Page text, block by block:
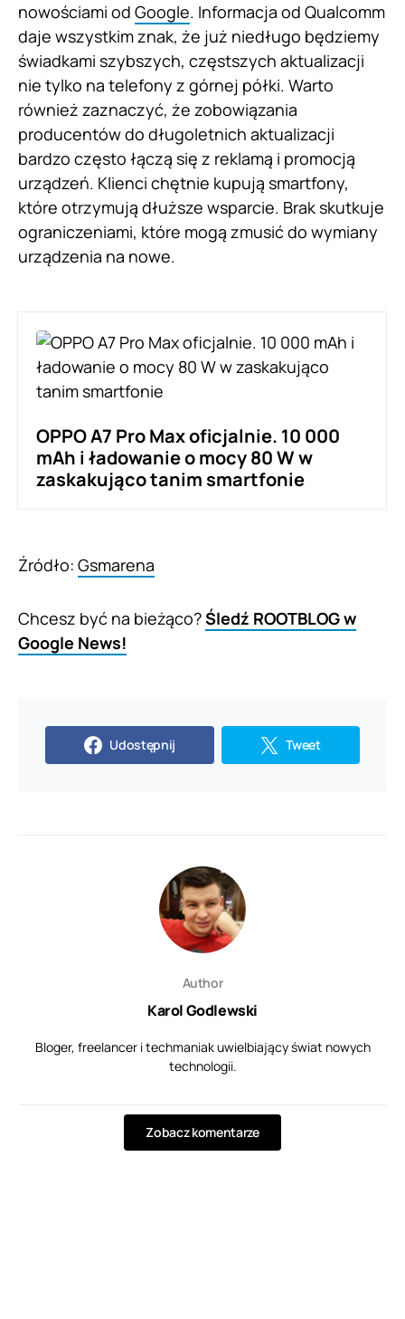
nowościami od Google. Informacja od Qualcomm
daje wszystkim znak, że już niedługo będziemy
świadkami szybszych, częstszych aktualizacji
nie tylko na telefony z górnej półki. Warto
również zaznaczyć, że zobowiązania
producentów do długoletnich aktualizacji
bardzo często łączą się z reklamą i promocją
urządzeń. Klienci chętnie kupują smartfony,
które otrzymują dłuższe wsparcie. Brak skutkuje
ograniczeniami, które mogą zmusić do wymiany
urządzenia na nowe.
OPPO A7 Pro Max oficjalnie. 10 000
mAh i ładowanie o mocy 80 W w
zaskakująco tanim smartfonie
Źródło: Gsmarena
Chcesz być na bieżąco?Śledź ROOTBLOG w
Google News!
Udostępnij Tweet
Author
Karol Godlewski
Bloger, freelancer i techmaniak uwielbiający świat nowych
technologii.
Zobacz komentarze